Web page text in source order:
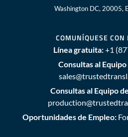
Washington DC, 20005,
COMUNÍQUESE CON
Línea gratuita:+1
Consultas al
Consultas al Equipo
Oportunidades de Empleo: